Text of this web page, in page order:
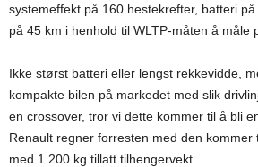
systemeffekt på 160 hestekrefter, batteri
på 45 km i henhold til WLTP-måten å måle
Ikke størst batteri eller lengst rekkevidde,
kompakte bilen på markedet med slik
en crossover, tror vi dette kommer til å bli
Renault regner forresten med den kommer
med 1 200 kg tillatt tilhengervekt.